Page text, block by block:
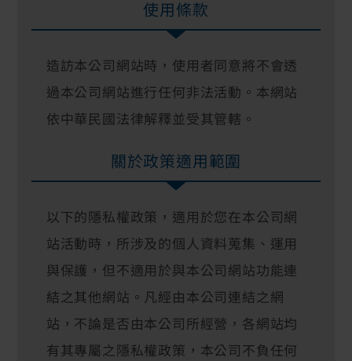
使用條款
造訪本公司網站時，使用者同意將不會透
過本公司網站進行任何非法活動。本網站
依中華民國法律解釋並受其管轄。
關於政策適用範圍
以下的隱私權政策，適用於您在本公司網
站活動時，所涉及的個人資料蒐集、運用
與保護，但不適用於與本公司網站功能連
結之其他網站。凡經由本公司連結之網
站，不論是否由本公司所經營，各網站均
有其專屬之隱私權政策，本公司不負任何